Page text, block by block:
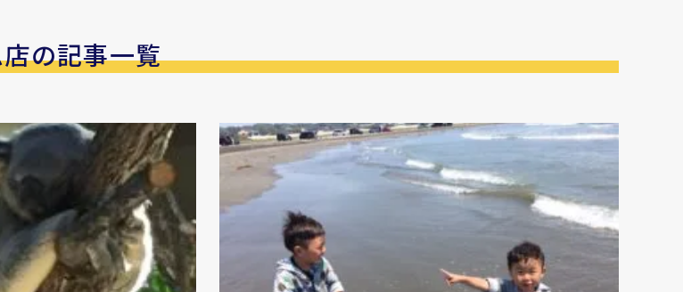
の記事一覧